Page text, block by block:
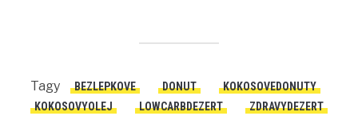
Tagy BEZLEPKOVE DONUT
KOKOSOVEDONUTY
KOKOSOVYOLEJ
LOWCARBDEZERT ZDRAVYDEZERT